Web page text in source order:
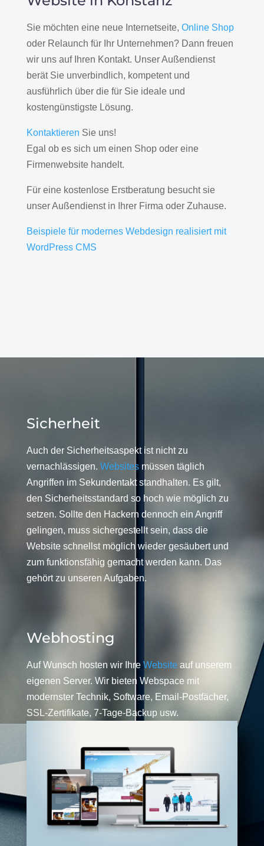
Sie möchten eine neue Internetseite, Online Shop
oder Relaunch für Ihr Unternehmen? Dann freuen
wir uns auf Ihren Kontakt. Unser Außendienst
berät Sie unverbindlich, kompetent und
ausführlich über die für Sie ideale und
kostengünstigste Lösung.
Kontaktieren Sie uns!
Egal ob es sich um einen Shop oder eine
Firmenwebsite handelt.
Für eine kostenlose Erstberatung besucht sie
unser Außendienst in Ihrer Firma oder Zuhause.
Beispiele für modernes Webdesign realisiert mit
WordPress CMS
Sicherheit
Auch der Sicherheitsaspekt ist nicht zu
vernachlässigen. Websitesmüssen täglich
Angriffen im Sekundentakt standhalten. Es gilt,
den Sicherheitsstandard so hoch wie möglich zu
setzen. Sollte den Hackern dennoch ein Angriff
gelingen, muss sichergestellt sein, dass die
Website schnellst möglich wieder gesäubert und
zum funktionsfähig gemacht werden kann. Das
gehört zu unseren Aufgaben.
Webhosting
Auf Wunsch hosten wir Ihre Website auf unserem
eigenen Server. Wir bieten Webspace mit
modernster Technik, Software, Email-Postfächer,
SSL-Zertifikate, 7-Tage-Backup usw.